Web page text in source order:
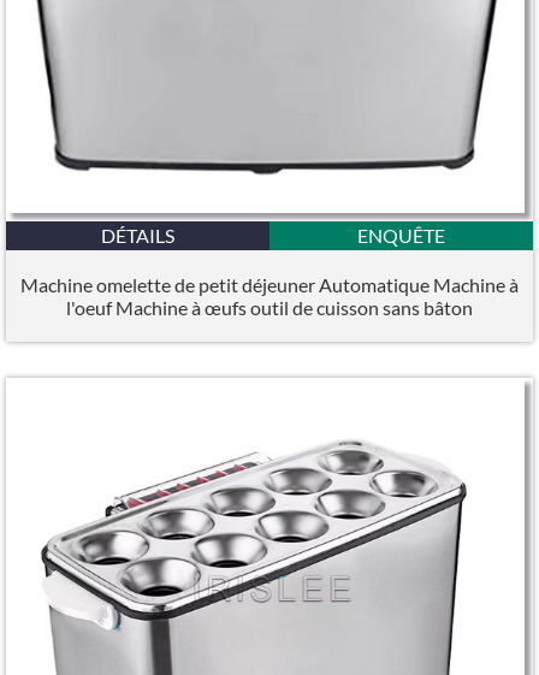
DÉTAILS ENQUÊTE
Machine omelette de petit déjeuner Automatique Machine à
l'oeuf Machine à œufs outil de cuisson sans bâton